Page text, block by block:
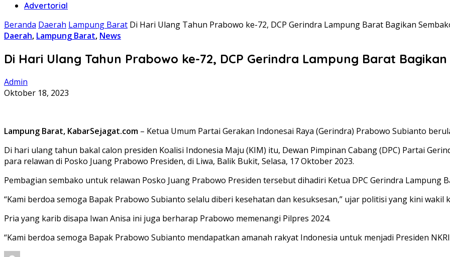
Advertorial
Beranda Daerah Lampung Barat Di Hari Ulang Tahun Prabowo ke-72, DCP Gerindra Lampung Barat Bagikan
Daerah, Lampung Barat, News
Di Hari Ulang Tahun Prabowo ke-72, DCP Gerindra Lampung Barat
Admin
Oktober 18, 2023
Lampung Barat, KabarSejagat.com – Ketua Umum Partai Gerakan Indonesai Raya (Gerindra) Prabowo Subianto
Di hari ulang tahun bakal calon presiden Koalisi Indonesia Maju (KIM) itu, Dewan Pimpinan Cabang (DPC) Partai
para relawan di Posko Juang Prabowo Presiden, di Liwa, Balik Bukit, Selasa, 17 Oktober 2023.
Pembagian sembako untuk relawan Posko Juang Prabowo Presiden tersebut dihadiri Ketua DPC Gerindra Lampung
“Kami berdoa semoga Bapak Prabowo Subianto selalu diberi kesehatan dan kesuksesan,” ujar politisi yang kini
Pria yang karib disapa Iwan Anisa ini juga berharap Prabowo memenangi Pilpres 2024.
“Kami berdoa semoga Bapak Prabowo Subianto mendapatkan amanah rakyat Indonesia untuk menjadi Presiden